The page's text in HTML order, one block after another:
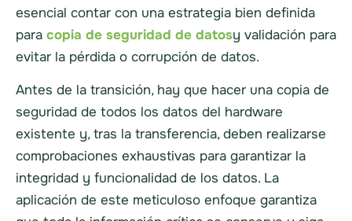
esencial contar con una estrategia bien definida
para copia de seguridad de datosy validación para
evitar la pérdida o corrupción de datos.
Antes de la transición, hay que hacer una copia de
seguridad de todos los datos del hardware
existente y, tras la transferencia, deben realizarse
comprobaciones exhaustivas para garantizar la
integridad y funcionalidad de los datos. La
aplicación de este meticuloso enfoque garantiza